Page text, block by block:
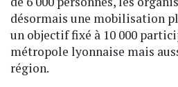
désormais une mobilisation
un objectif fixé à 10 000
métropole lyonnaise mais
région.